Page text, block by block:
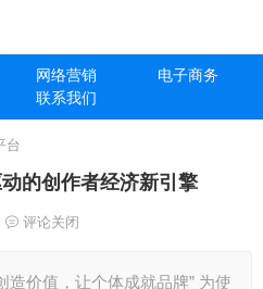
网络营销
电子商务
联系我们
台
的创作者经济新引擎
评论关闭
造价值，让个体成就品牌” 为使